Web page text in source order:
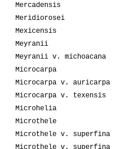
Mercadensis
Meridiorosei
Mexicensis
Meyranii
Meyranii v. michoacana
Microcarpa
Microcarpa v. auricarpa
Microcarpa v. texensis
Microhelia
Microthele
Microthele v. superfina
Microthele v. superfina